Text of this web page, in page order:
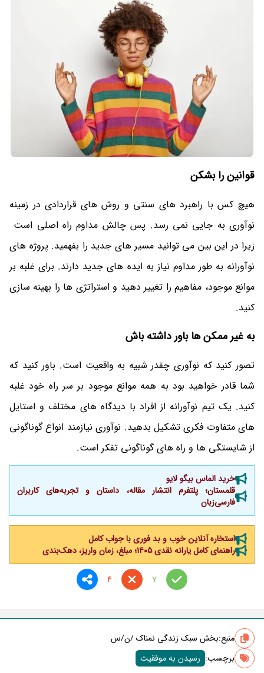
قوانین را بشکن
هیچ کس با راهبرد های سنتی و روش های قراردادی در زمینه
نوآوری به جایی نمی رسد. پس چالش مداوم راه اصلی است
زیرا در این بین می توانید مسیر های جدید را بفهمید. پروژه های
نوآورانه به طور مداوم نیاز به ایده های جدید دارند. برای غلبه بر
موانع موجود، مفاهیم را تغییر دهید و استراتژی ها را بهینه سازی
کنید.
به غیر ممکن ها باور داشته باش
تصور کنید که نوآوری چقدر شبیه به واقعیت است. باور کنید که
شما قادر خواهید بود به همه موانع موجود بر سر راه خود غلبه
کنید. یک تیم نوآورانه از افراد با دیدگاه های مختلف و استایل
های متفاوت فکری تشکیل بدهید. نوآوری نیازمند انواع گوناگونی
از شایستگی ها و راه های گوناگونی تفکر است.
خرید الماس بیگو لایو
قلمستان؛ پلتفرم انتشار مقاله، داستان و تجربه‌های کاربران
فارسی‌زبان
استخاره آنلاین خوب و بد فوری با جواب کامل
راهنمای کامل یارانه نقدی ۱۴۰۵؛ مبلغ، زمان واریز، دهک‌بندی
7
4
منبع:بخش سبک زندگی نمناک /ن/س
برچسب‌: رسیدن به موفقیت